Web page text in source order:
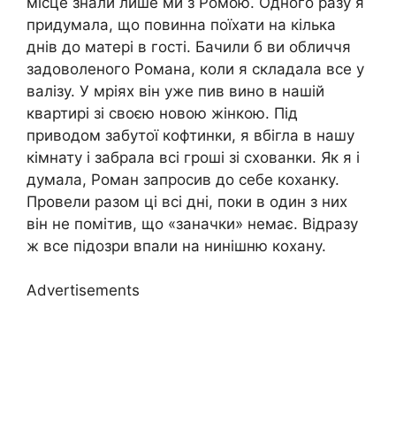
придумала, що повинна поїхати на кілька
днів до матері в гості. Бачили б ви обличчя
задоволеного Романа, коли я складала все у
валізу. У мріях він уже пив вино в нашій
квартирі зі своєю новою жінкою. Під
приводом забутої кофтинки, я вбігла в нашу
кімнату і забрала всі гроші зі схованки. Як я і
думала, Роман запросив до себе коханку.
Провели разом ці всі дні, поки в один з них
він не помітив, що «заначки» немає. Відразу
ж все підозри впали на нинішню кохану.
Advertisements